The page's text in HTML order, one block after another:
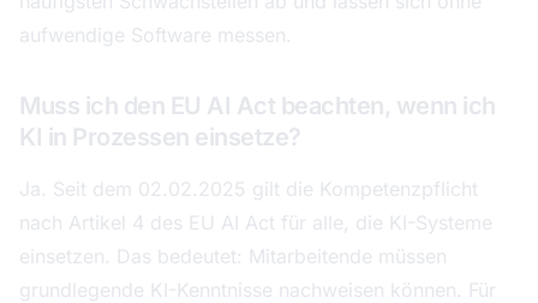
aufwendige Software messen.
Muss ich den EU AI Act beachten, wenn ich
KI in Prozessen einsetze?
Ja. Seit dem 02.02.2025 gilt die Kompetenzpflicht
nach Artikel 4 des EU AI Act für alle, die KI-Systeme
einsetzen. Das bedeutet: Mitarbeitende müssen
grundlegende KI-Kenntnisse nachweisen können. Für